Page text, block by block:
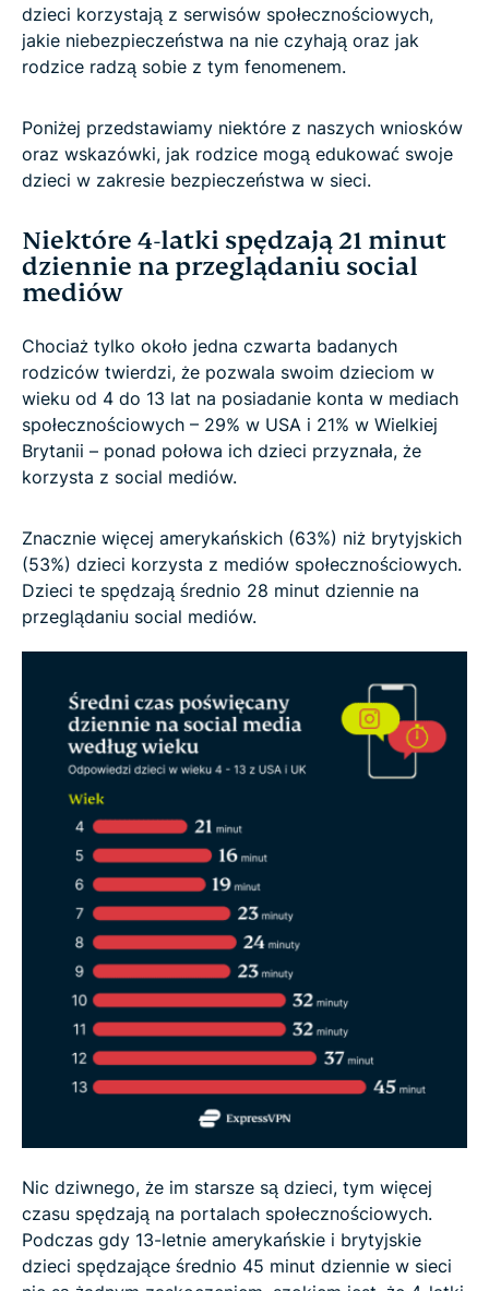
dzieci korzystają z serwisów społecznościowych,
jakie niebezpieczeństwa na nie czyhają oraz jak
rodzice radzą sobie z tym fenomenem.
Poniżej przedstawiamy niektóre z naszych wniosków
oraz wskazówki, jak rodzice mogą edukować swoje
dzieci w zakresie bezpieczeństwa w sieci.
Niektóre 4-latki spędzają 21 minut
dziennie na przeglądaniu social
mediów
Chociaż tylko około jedna czwarta badanych
rodziców twierdzi, że pozwala swoim dzieciom w
wieku od 4 do 13 lat na posiadanie konta w mediach
społecznościowych – 29% w USA i 21% w Wielkiej
Brytanii – ponad połowa ich dzieci przyznała, że
korzysta z social mediów.
Znacznie więcej amerykańskich (63%) niż brytyjskich
(53%) dzieci korzysta z mediów społecznościowych.
Dzieci te spędzają średnio 28 minut dziennie na
przeglądaniu social mediów.
Nic dziwnego, że im starsze są dzieci, tym więcej
czasu spędzają na portalach społecznościowych.
Podczas gdy 13-letnie amerykańskie i brytyjskie
dzieci spędzające średnio 45 minut dziennie w sieci